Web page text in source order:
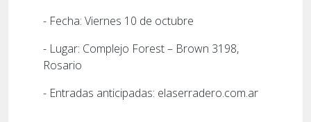
- Fecha: Viernes 10 de octubre
- Lugar: Complejo Forest – Brown 3198,
Rosario
- Entradas anticipadas: elaserradero.com.ar